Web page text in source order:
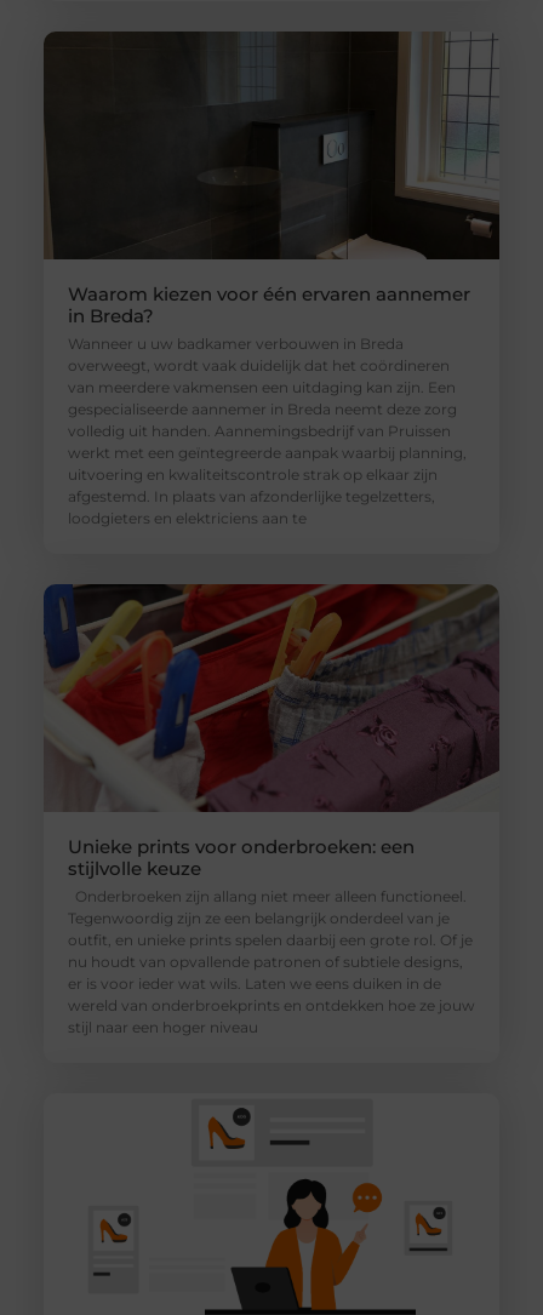
Waarom kiezen voor één ervaren aannemer
in Breda?
Wanneer u uw badkamer verbouwen in Breda
overweegt, wordt vaak duidelijk dat het coördineren
van meerdere vakmensen een uitdaging kan zijn. Een
gespecialiseerde aannemer in Breda neemt deze zorg
volledig uit handen. Aannemingsbedrijf van Pruissen
werkt met een geïntegreerde aanpak waarbij planning,
uitvoering en kwaliteitscontrole strak op elkaar zijn
afgestemd. In plaats van afzonderlijke tegelzetters,
loodgieters en elektriciens aan te
Unieke prints voor onderbroeken: een
stijlvolle keuze
Onderbroeken zijn allang niet meer alleen functioneel.
Tegenwoordig zijn ze een belangrijk onderdeel van je
outfit, en unieke prints spelen daarbij een grote rol. Of je
nu houdt van opvallende patronen of subtiele designs,
er is voor ieder wat wils. Laten we eens duiken in de
wereld van onderbroekprints en ontdekken hoe ze jouw
stijl naar een hoger niveau